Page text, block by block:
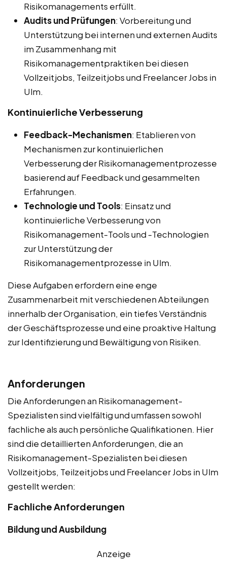
Risikomanagements erfüllt.
Audits und Prüfungen: Vorbereitung und
Unterstützung bei internen und externen Audits
im Zusammenhang mit
Risikomanagementpraktiken bei diesen
Vollzeitjobs, Teilzeitjobs und Freelancer Jobs in
Ulm.
Kontinuierliche Verbesserung
Feedback-Mechanismen: Etablieren von
Mechanismen zur kontinuierlichen
Verbesserung der Risikomanagementprozesse
basierend auf Feedback und gesammelten
Erfahrungen.
Technologie und Tools: Einsatz und
kontinuierliche Verbesserung von
Risikomanagement-Tools und -Technologien
zur Unterstützung der
Risikomanagementprozesse in Ulm.
Diese Aufgaben erfordern eine enge
Zusammenarbeit mit verschiedenen Abteilungen
innerhalb der Organisation, ein tiefes Verständnis
der Geschäftsprozesse und eine proaktive Haltung
zur Identifizierung und Bewältigung von Risiken.
Anforderungen
Die Anforderungen an Risikomanagement-
Spezialisten sind vielfältig und umfassen sowohl
fachliche als auch persönliche Qualifikationen. Hier
sind die detaillierten Anforderungen, die an
Risikomanagement-Spezialisten bei diesen
Vollzeitjobs, Teilzeitjobs und Freelancer Jobs in Ulm
gestellt werden:
Fachliche Anforderungen
Bildung und Ausbildung
Anzeige